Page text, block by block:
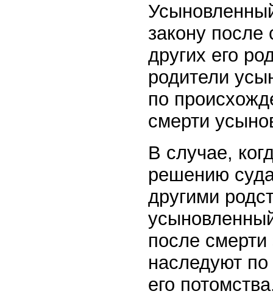
закону после
других его
родители
по
смерти
В случае,
решению
другими
после смерти
наследуют
его